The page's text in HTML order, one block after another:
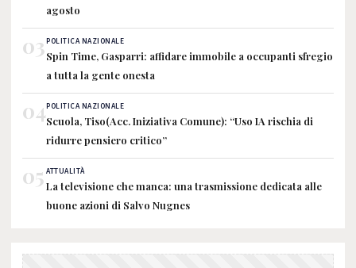
agosto
03POLITICA NAZIONALE
Spin Time, Gasparri: affidare immobile a occupanti sfregio
a tutta la gente onesta
04POLITICA NAZIONALE
Scuola, Tiso(Acc. Iniziativa Comune): “Uso IA rischia di
ridurre pensiero critico”
05 ATTUALITÀ
La televisione che manca: una trasmissione dedicata alle
buone azioni di Salvo Nugnes